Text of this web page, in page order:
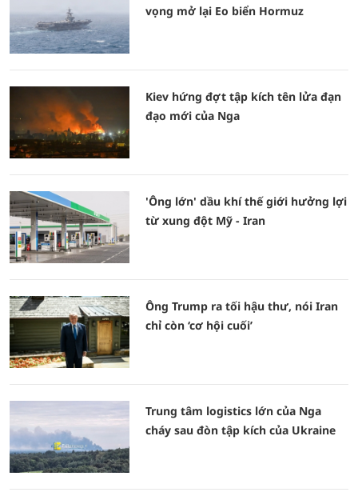
vọng mở lại Eo biển Hormuz
Kiev hứng đợt tập kích tên lửa đạn
đạo mới của Nga
'Ông lớn' dầu khí thế giới hưởng lợi
từ xung đột Mỹ - Iran
Ông Trump ra tối hậu thư, nói Iran
chỉ còn ‘cơ hội cuối’
Trung tâm logistics lớn của Nga
cháy sau đòn tập kích của Ukraine